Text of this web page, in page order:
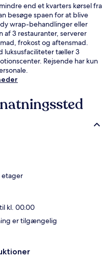
end et kvarters kørsel fra
besøge spaen for at blive
wrap-behandlinger eller
af 3 restauranter, serverer
frokost og aftensmad.
luksusfaciliteter tæller 3
Rejsende har kun
etager
kl. 00.00
er tilgængelig